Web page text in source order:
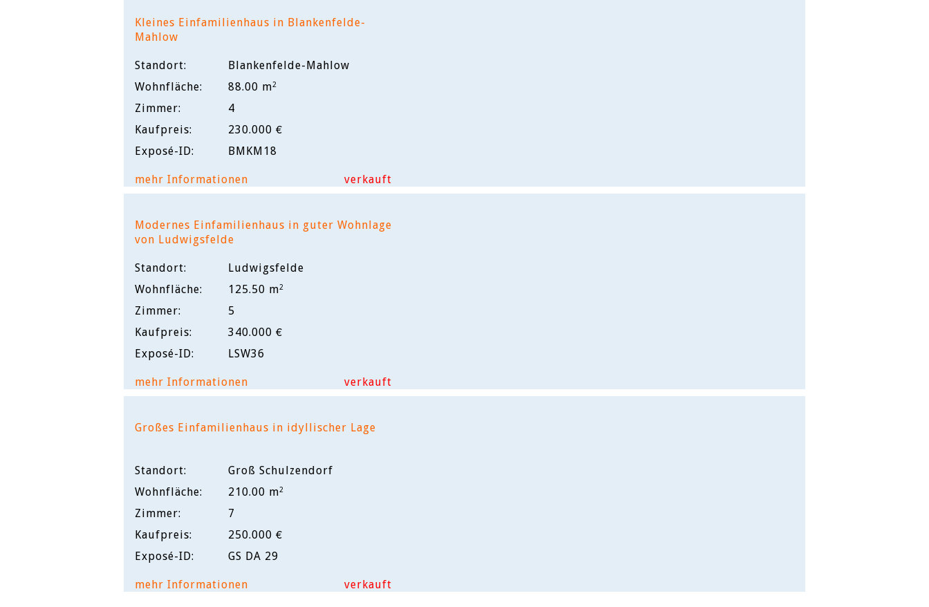
Kleines Einfamilienhaus in Blankenfelde-
Mahlow
Standort:
Blankenfelde-Mahlow
Wohnfläche:
88.00 m2
Zimmer:
4
Kaufpreis:
230.000 €
Exposé-ID:
BMKM18
mehr Informationen verkauft
Modernes Einfamilienhaus in guter Wohnlage
von Ludwigsfelde
Standort:
Ludwigsfelde
Wohnfläche:
125.50 m2
Zimmer:
5
Kaufpreis:
340.000 €
Exposé-ID:
LSW36
mehr Informationen verkauft
Großes Einfamilienhaus in idyllischer Lage
Standort:
Groß Schulzendorf
Wohnfläche:
210.00 m2
Zimmer:
7
Kaufpreis:
250.000 €
Exposé-ID:
GS DA 29
mehr Informationen verkauft